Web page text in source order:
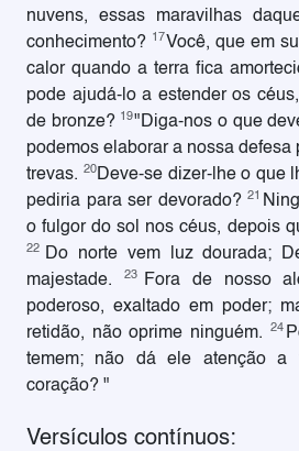
nuvens, essas maravilhas
conhecimento? 17Você, que em
calor quando a terra fica
pode ajudá-lo a estender os
de bronze? 19"Diga-nos o que
podemos elaborar a nossa defesa
trevas. 20 Deve-se dizer-lhe o que
pediria para ser devorado? 21
o fulgor do sol nos céus, depois
22 Do norte vem luz dourada;
majestade.
23
Fora de nosso
poderoso, exaltado em poder;
retidão, não oprime ninguém.
24
temem; não dá ele atenção a
coração? "
Versículos contínuos: